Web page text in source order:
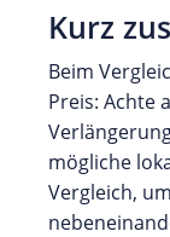
Kurz
Beim
Preis: Achte
mögliche
Vergleich,